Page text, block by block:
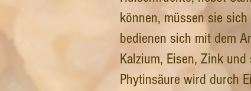
können, müssen sie
bedienen sich mit dem
Kalzium, Eisen, Zink
Phytinsäure wird durch